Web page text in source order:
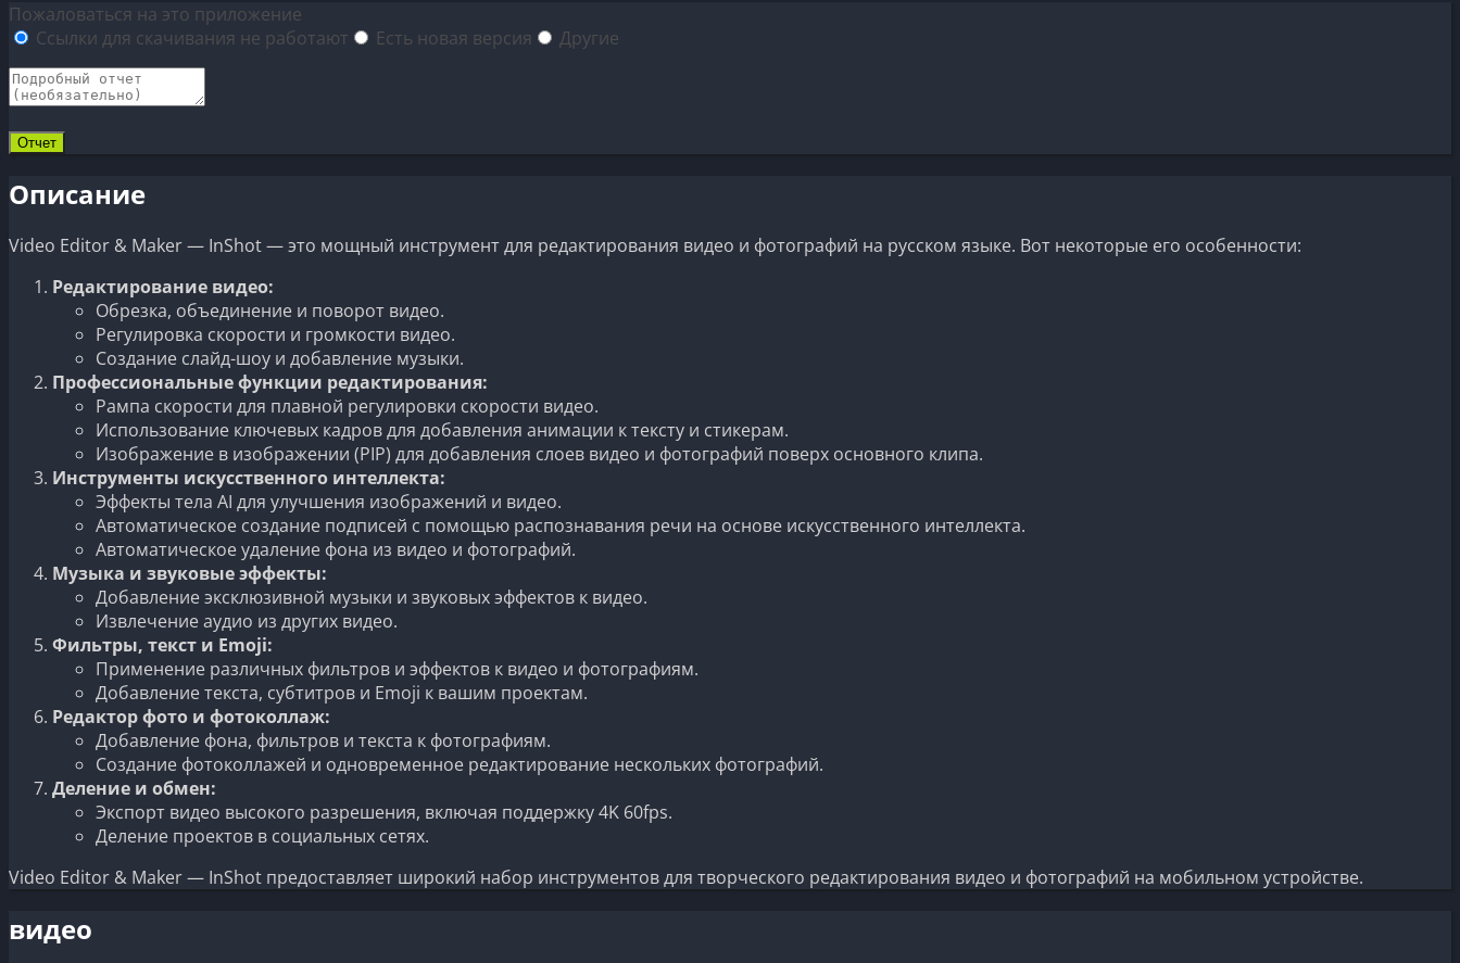
Пожаловаться на это приложение
Ссылки для скачивания не работают
Есть новая версия Другие
Описание
Video Editor & Maker — InShot — это мощный инструмент для редактирования видео и фотографий на русском языке. Вот некоторые его особенности:
Редактирование видео:
Обрезка, объединение и поворот видео.
Регулировка скорости и громкости видео.
Создание слайд-шоу и добавление музыки.
Профессиональные функции редактирования:
Рампа скорости для плавной регулировки скорости видео.
Использование ключевых кадров для добавления анимации к тексту и стикерам.
Изображение в изображении (PIP) для добавления слоев видео и фотографий поверх основного клипа.
Инструменты искусственного интеллекта:
Эффекты тела AI для улучшения изображений и видео.
Автоматическое создание подписей с помощью распознавания речи на основе искусственного интеллекта.
Автоматическое удаление фона из видео и фотографий.
Музыка и звуковые эффекты:
Добавление эксклюзивной музыки и звуковых эффектов к видео.
Извлечение аудио из других видео.
Фильтры, текст и Emoji:
Применение различных фильтров и эффектов к видео и фотографиям.
Добавление текста, субтитров и Emoji к вашим проектам.
Редактор фото и фотоколлаж:
Добавление фона, фильтров и текста к фотографиям.
Создание фотоколлажей и одновременное редактирование нескольких фотографий.
Деление и обмен:
Экспорт видео высокого разрешения, включая поддержку 4K 60fps.
Деление проектов в социальных сетях.
Video Editor & Maker — InShot предоставляет широкий набор инструментов для творческого редактирования видео и фотографий на мобильном устройстве.
видео